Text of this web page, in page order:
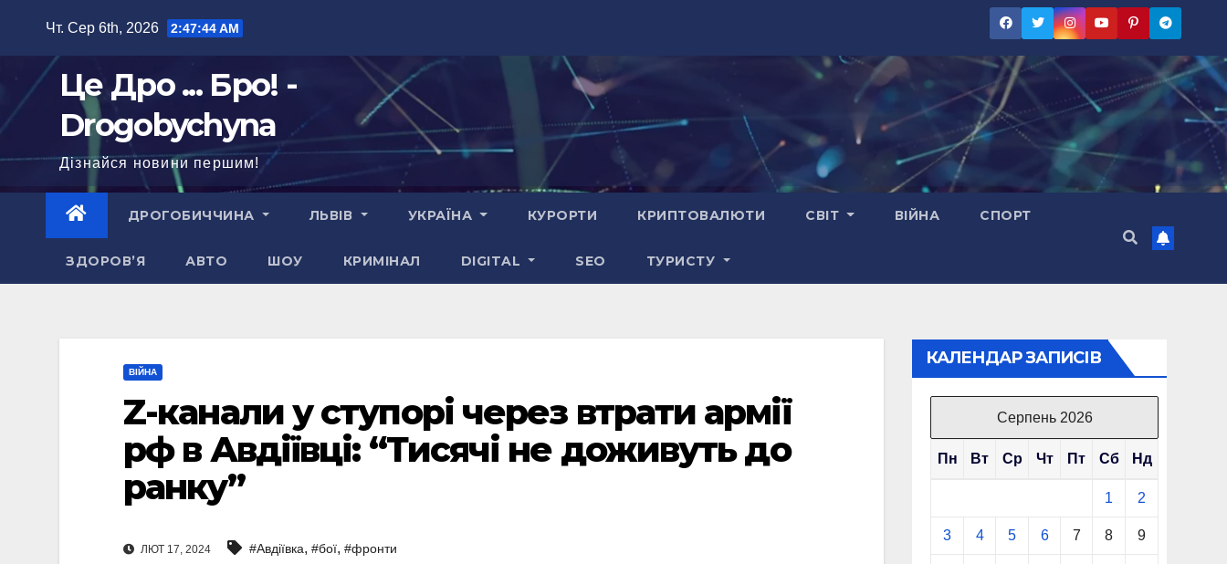
Чт. Сер 6th, 2026 2:47:46 AM
Це Дро ... Бро! -
Drogobychyna
Дізнайся новини першим!
ДРОГОБИЧЧИНА ЛЬВІВ УКРАЇНА КУРОРТИ КРИПТОВАЛЮТИ СВІТ ВІЙНА СПОРТ
ЗДОРОВ’Я АВТО ШОУ КРИМІНАЛ DIGITAL SEO ТУРИСТУ
ВІЙНА
Z-канали у ступорі через втрати армії
рф в Авдіївці: “Тисячі не доживуть до
ранку”
ЛЮТ 17, 2024 #Авдіївка, #бої, #фронти
КАЛЕНДАР ЗАПИСІВ
Серпень 2026
Пн Вт Ср Чт Пт Сб Нд
1 2
3 4 5 6 7 8 9